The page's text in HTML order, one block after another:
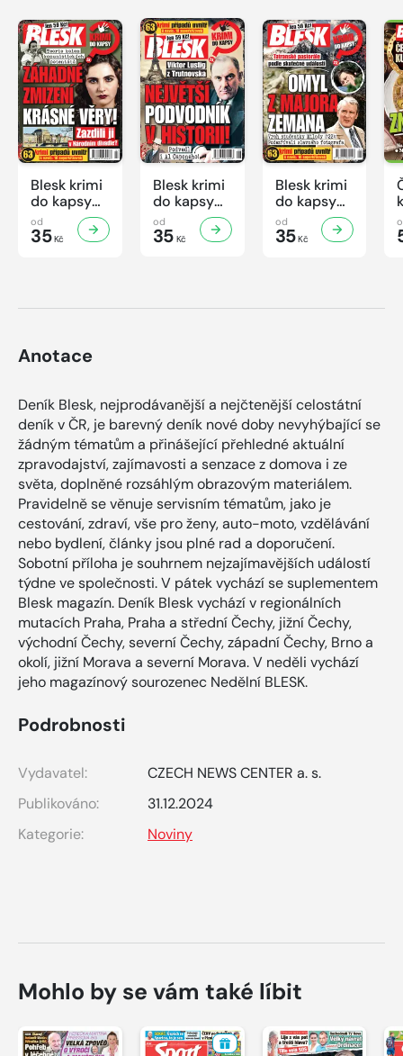
Blesk krimi
do kapsy
č.7/2026
od
35Kč
Blesk krimi
do kapsy
č.6/2026
od
35Kč
Blesk krimi
do kapsy
č.5/2026
od
35Kč
Anotace
Deník Blesk, nejprodávanější a nejčtenější celostátní
deník v ČR, je barevný deník nové doby nevyhýbající se
žádným tématům a přinášející přehledné aktuální
zpravodajství, zajímavosti a senzace z domova i ze
světa, doplněné rozsáhlým obrazovým materiálem.
Pravidelně se věnuje servisním tématům, jako je
cestování, zdraví, vše pro ženy, auto-moto, vzdělávání
nebo bydlení, články jsou plné rad a doporučení.
Sobotní příloha je souhrnem nejzajímavějších událostí
týdne ve společnosti. V pátek vychází se suplementem
Blesk magazín. Deník Blesk vychází v regionálních
mutacích Praha, Praha a střední Čechy, jižní Čechy,
východní Čechy, severní Čechy, západní Čechy, Brno a
okolí, jižní Morava a severní Morava. V neděli vychází
jeho magazínový sourozenec Nedělní BLESK.
Podrobnosti
Vydavatel:
CZECH NEWS CENTER a. s.
Publikováno:
31.12.2024
Kategorie:
Noviny
Mohlo by se vám také líbit